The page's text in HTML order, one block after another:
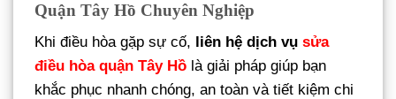
Quận Tây Hồ Chuyên Nghiệp
Khi điều hòa gặp sự cố, liên hệ dịch vụ sửa
điều hòa quận Tây Hồ là giải pháp giúp bạn
khắc phục nhanh chóng, an toàn và tiết kiệm chi